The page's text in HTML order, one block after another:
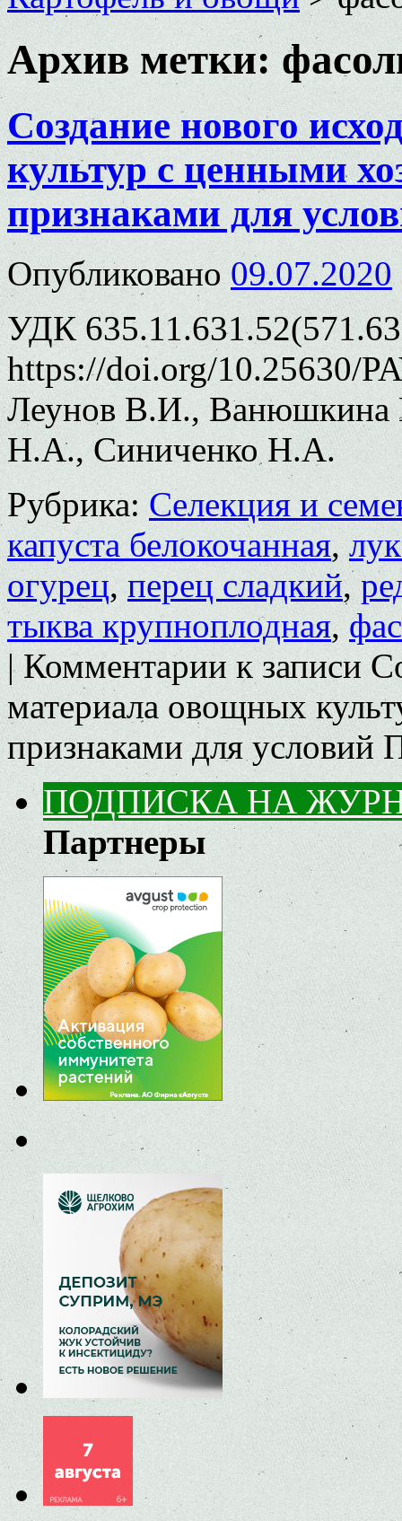
Архив метки:
Создание нового
культур с ценными
признаками для
Опубликовано 09.07.2020
УДК
https://doi.org/10.25630/
Леунов В.И.,
Н.А., Синиченко Н.А.
Рубрика: Селекция и
капуста белокочанная,
огурец,перец сладкий,
тыква крупноплодная,
| Комментариик записи
материала овощных
признаками для условий
ПОДПИСКА НА
Партнеры